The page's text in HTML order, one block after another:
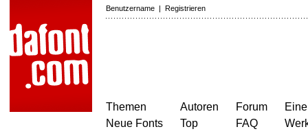
Benutzername | Registrieren
Themen
Neue Fonts
Autoren
Top
Forum
FAQ